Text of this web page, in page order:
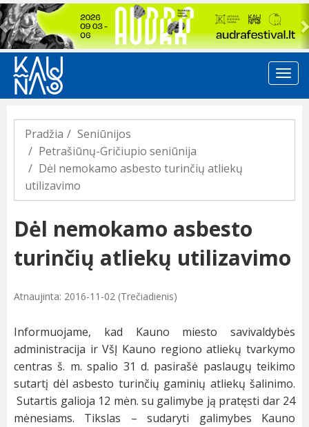
Previous
Pradžia
Seniūnijos
Petrašiūnų-Gričiupio seniūnija
Dėl nemokamo asbesto turinčių atliekų
utilizavimo
Dėl nemokamo asbesto
turinčių atliekų utilizavimo
Atnaujinta: 2016-11-02 (Trečiadienis)
Informuojame, kad Kauno miesto savivaldybės
administracija ir VšĮ Kauno regiono atliekų tvarkymo
centras š. m. spalio 31 d. pasirašė paslaugų teikimo
sutartį dėl asbesto turinčių gaminių atliekų šalinimo.
Sutartis galioja 12 mėn. su galimybe ją pratęsti dar 24
mėnesiams. Tikslas – sudaryti galimybes Kauno